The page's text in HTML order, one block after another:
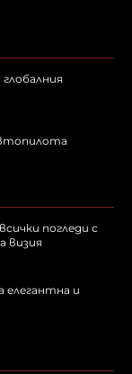
погледи с
визия
елегантна и